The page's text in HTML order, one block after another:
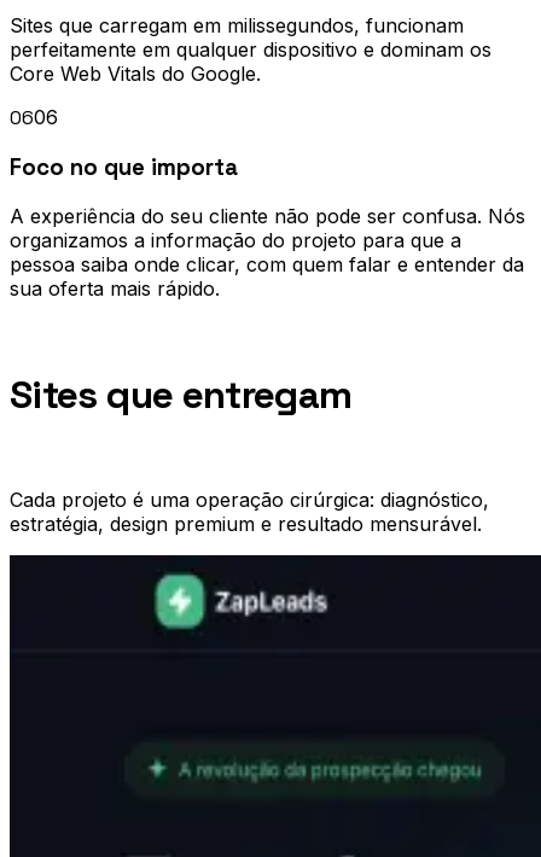
Sites que carregam em milissegundos, funcionam
perfeitamente em qualquer dispositivo e dominam os
Core Web Vitals do Google.
0606
Foco no que importa
A experiência do seu cliente não pode ser confusa. Nós
organizamos a informação do projeto para que a
pessoa saiba onde clicar, com quem falar e entender da
sua oferta mais rápido.
Sites que entregam
Cada projeto é uma operação cirúrgica: diagnóstico,
estratégia, design premium e resultado mensurável.